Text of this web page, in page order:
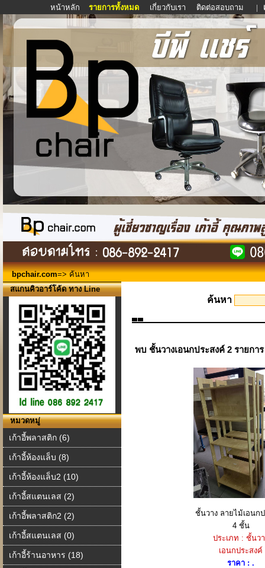
หน้าหลัก รายการทั้งหมด เกี่ยวกับเรา ติดต่อสอบถาม |
bpchair.com=> ค้นหา
สแกนคิวอาร์โค้ด ทาง Line
หมวดหมู่
เก้าอี้พลาสติก (6)
เก้าอี้ห้องแล็บ (8)
เก้าอี้ห้องแล็บ2 (10)
เก้าอี้สแตนเลส (2)
เก้าอี้พลาสติก2 (2)
เก้าอี้สแตนเลส (0)
เก้าอี้ร้านอาหาร (18)
ค้นหา
พบ ชั้นวางเอนกประสงค์ 2 รายการ
ชั้นวาง ลายไม้เอนก
4 ชั้น
ประเภท : ชั้นว
เอนกประสงค์
ราคา : .